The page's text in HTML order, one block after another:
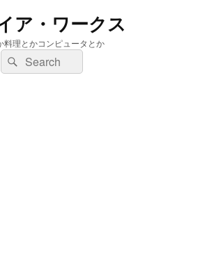
ア・ワークス
料理とかコンピュータとか
検
索:
検
索